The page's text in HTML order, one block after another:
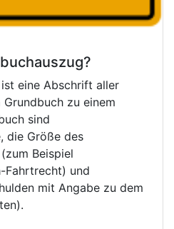
eine Abschrift aller
zu einem
sind
die Größe des
Beispiel
Fahrtrecht) und
mit Angabe zu dem